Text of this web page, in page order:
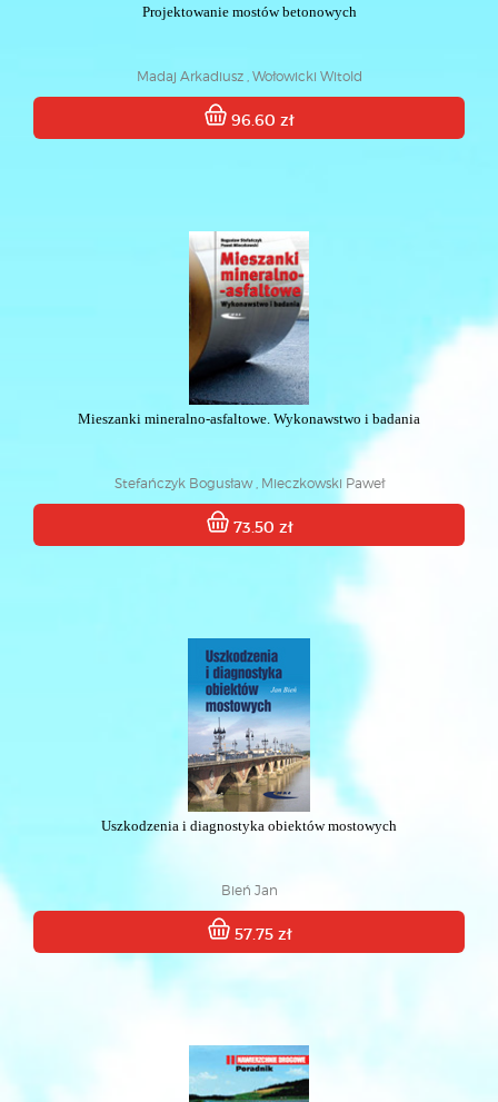
Projektowanie mostów betonowych
Madaj Arkadiusz , Wołowicki Witold
96.60 zł
Mieszanki mineralno-asfaltowe. Wykonawstwo i badania
Stefańczyk Bogusław , Mieczkowski Paweł
73.50 zł
Uszkodzenia i diagnostyka obiektów mostowych
Bień Jan
57.75 zł